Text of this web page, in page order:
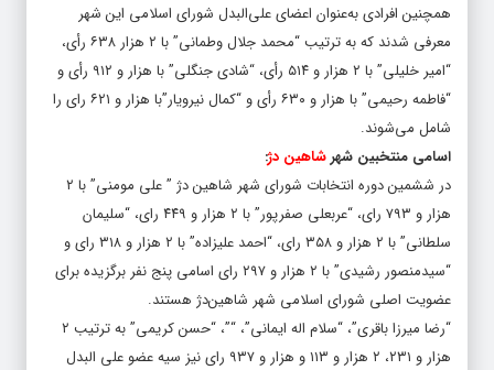
همچنین افرادی به‌عنوان اعضای علی‌البدل شورای اسلامی این شهر
معرفی شدند که به ترتیب “محمد جلال وطمانی” با ۲ هزار ۶۳۸ رأی،
“امیر خلیلی” با ۲ هزار و ۵۱۴ رأی، “شادی جنگلی” با هزار و ۹۱۲ رأی و
“فاطمه رحیمی” با هزار و ۶۳۰ رأی و “کمال نیرویار”با هزار و ۶۲۱ رای را
شامل می‌شوند.
اسامی منتخبین شهرشاهین دژ:
در ششمین دوره انتخابات شورای شهر شاهین دژ ” علی مومنی” با ۲
هزار و ۷۹۳ رای، “عربعلی صفرپور” با ۲ هزار و ۴۴۹ رای، “سلیمان
سلطانی” با ۲ هزار و ۳۵۸ رای، “احمد علیزاده” با ۲ هزار و ۳۱۸ رای و
“سیدمنصور رشیدی” با ۲ هزار و ۲۹۷ رای اسامی پنج نفر برگزیده برای
عضویت اصلی شورای اسلامی شهر شاهین‌دژ هستند.
“رضا میرزا باقری”، “سلام اله ایمانی”، “”، “حسن کریمی” به ترتیب ۲
هزار و ۲۳۱، ۲ هزار و ۱۱۳ و هزار و ۹۳۷ رای نیز سیه عضو علی البدل